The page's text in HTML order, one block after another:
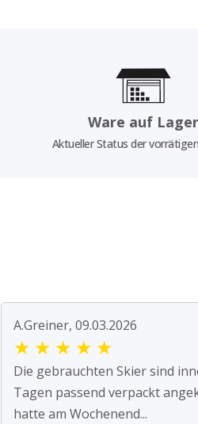
Ware auf Lager
Aktueller Status der
A.Greiner, 09.03.2026
★ ★ ★ ★ ★
Die gebrauchten Skier sind
Tagen passend verpackt
hatte am Wochenend...